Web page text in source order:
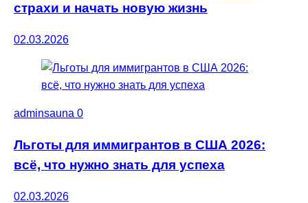
страхи и начать новую жизнь
02.03.2026
adminsauna 0
Льготы для иммигрантов в США 2026:
всё, что нужно знать для успеха
02.03.2026